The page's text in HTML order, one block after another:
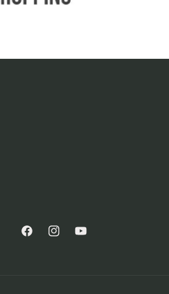
FacebookInstagramYouTube